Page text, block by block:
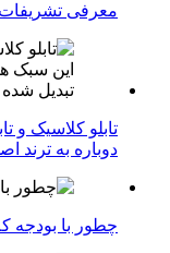
معرفی تشریفات
تابلو کلاسیک و
دوباره به ترند
چطور با بودجه